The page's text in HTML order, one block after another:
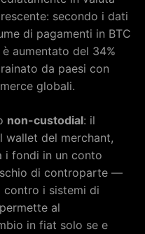
secondo i dati
di pagamenti in BTC
aumentato del 34%
da paesi con
globali.
non-custodial: il
wallet del merchant,
i fondi in un conto
di controparte —
contro i sistemi di
al
in fiat solo se e